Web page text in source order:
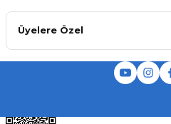
Üyelere Özel